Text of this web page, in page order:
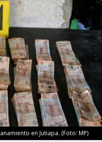
en Jutiapa. (Foto: MP)